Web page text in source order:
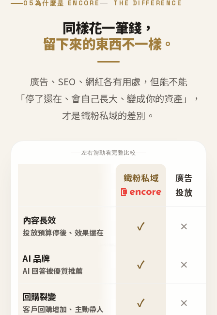
05 為什麼是 ENCORE THE DIFFERENCE
同樣花一筆錢，
留下來的東西不一樣。
廣告、SEO、網紅各有用處，但能不能
「停了還在、會自己長大、變成你的資產」，
才是鐵粉私域的差別。
左右滑動看完整比較
鐵粉私域
廣告
投放
內容長效
投放預算停後、效果還在 ✓ ✕
AI 品牌
AI 回答被優質推薦 ✓ ✕
回購裂變
客戶回購增加、主動帶人 ✓ ✕